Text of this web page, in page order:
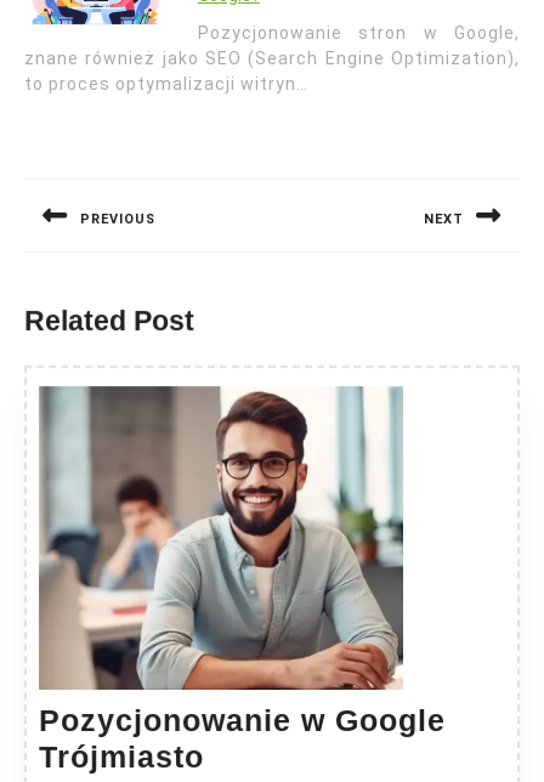
Pozycjonowanie stron w Google,
znane również jako SEO (Search Engine Optimization),
to proces optymalizacji witryn…
PREVIOUS NEXT
Related Post
Pozycjonowanie w Google
Trójmiasto